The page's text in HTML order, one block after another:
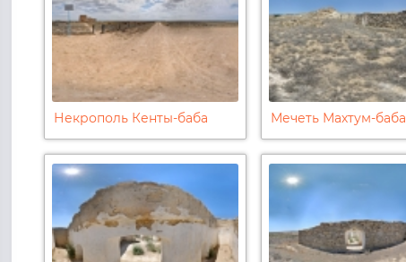
Некрополь Кенты-баба Мечеть Махтум-баба